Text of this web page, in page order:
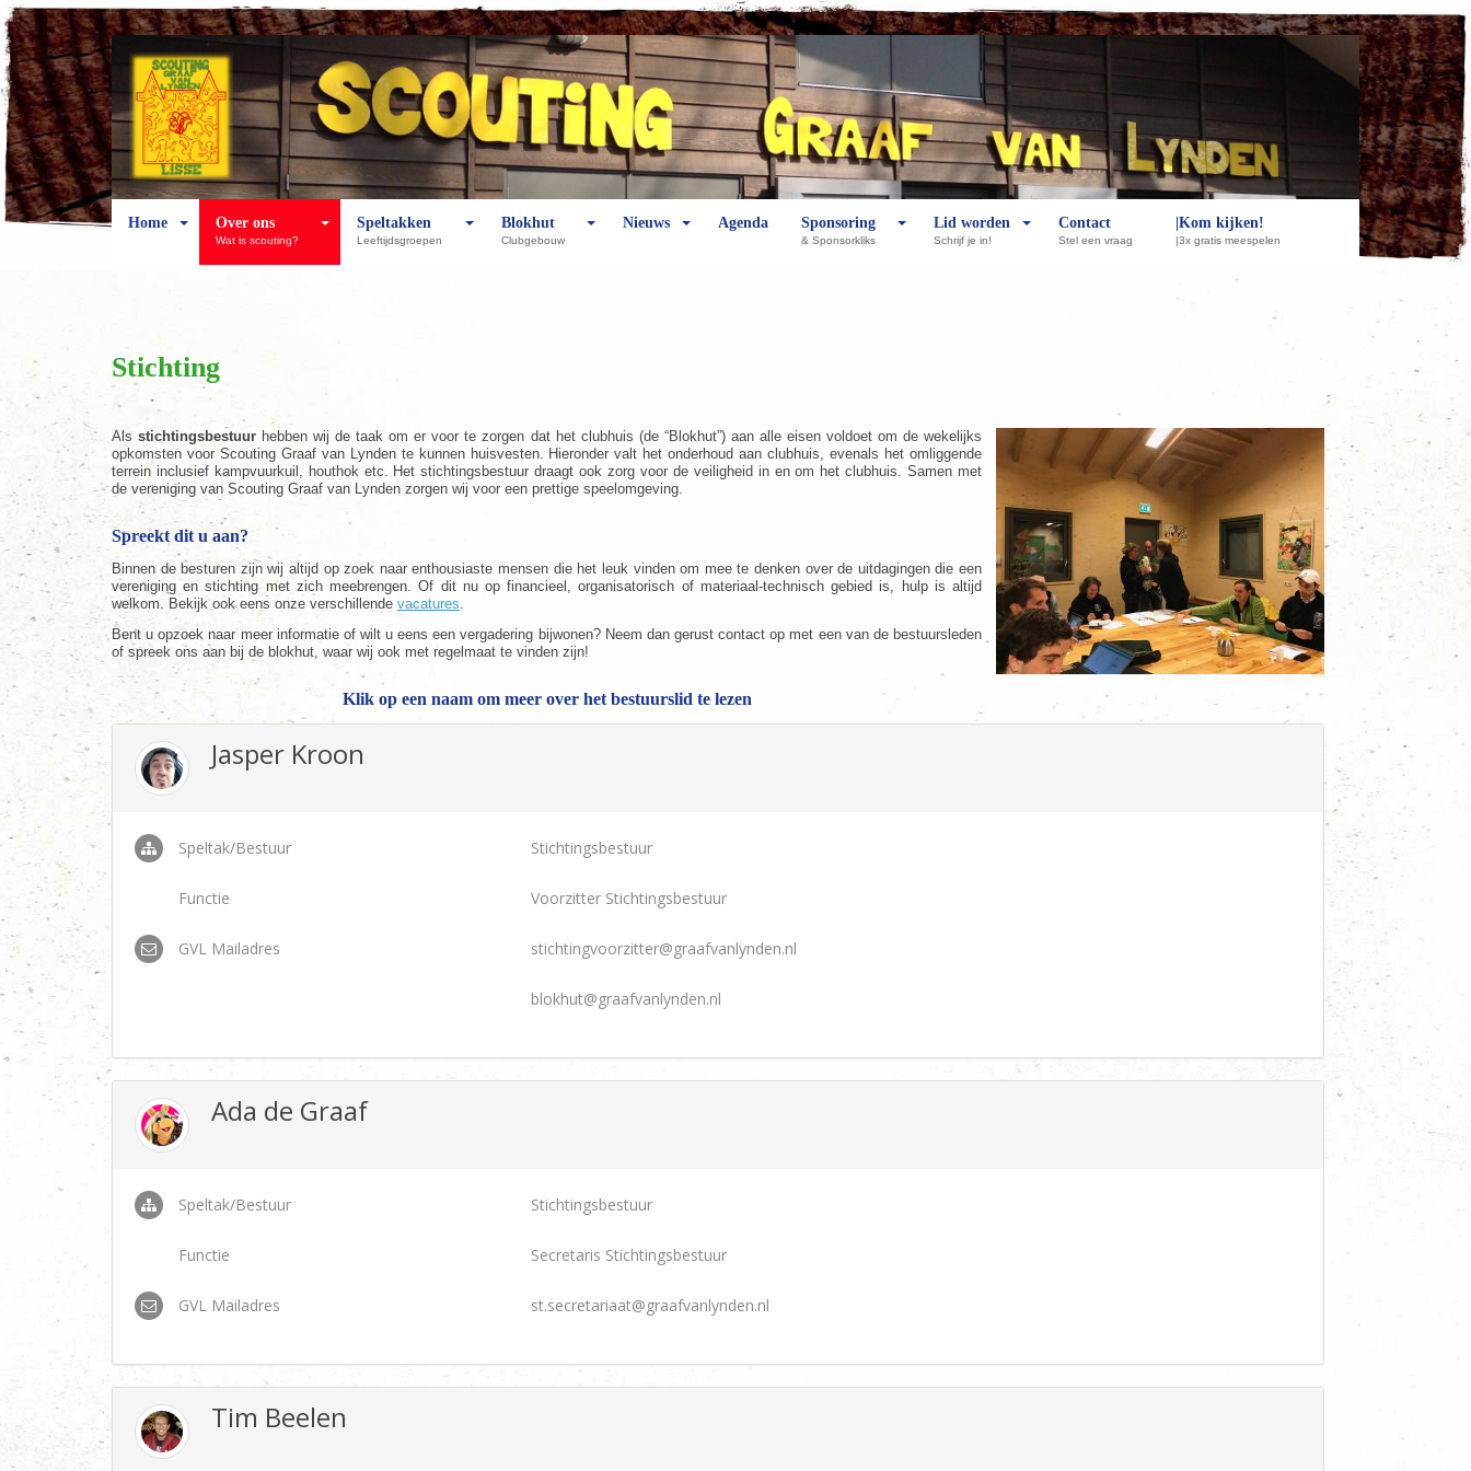
Home Over ons
Wat is scouting?
Speltakken
Leeftijdsgroepen
Blokhut
Clubgebouw
Nieuws Agenda Sponsoring
& Sponsorkliks
Lid worden
Schrijf je in!
Contact
Stel een vraag
|Kom kijken!
|3x gratis meespelen
Stichting
Alsstichtingsbestuur hebben wij de taak om er voor te zorgen dat het clubhuis (de “Blokhut”) aan alle eisen voldoet om de wekelijks
opkomsten voor Scouting Graaf van Lynden te kunnen huisvesten. Hieronder valt het onderhoud aan clubhuis, evenals het omliggende
terrein inclusief kampvuurkuil, houthok etc. Het stichtingsbestuur draagt ook zorg voor de veiligheid in en om het clubhuis. Samen met
de vereniging van Scouting Graaf van Lynden zorgen wij voor een prettige speelomgeving.
Spreekt dit u aan?
Binnen de besturen zijn wij altijd op zoek naar enthousiaste mensen die het leuk vinden om mee te denken over de uitdagingen die een
vereniging en stichting met zich meebrengen. Of dit nu op financieel, organisatorisch of materiaal-technisch gebied is, hulp is altijd
welkom. Bekijk ook eens onze verschillende vacatures
Bent u opzoek naar meer informatie of wilt u eens een vergadering bijwonen? Neem dan gerust contact op met een van de bestuursleden
of spreek ons aan bij de blokhut, waar wij ook met regelmaat te vinden zijn!
Klik op een naam om meer over het bestuurslid te lezen
Jasper Kroon
Speltak/Bestuur Stichtingsbestuur
Functie Voorzitter Stichtingsbestuur
GVL Mailadres stichtingvoorzitter@graafvanlynden.nl
blokhut@graafvanlynden.nl
Ada de Graaf
Speltak/Bestuur Stichtingsbestuur
Functie Secretaris Stichtingsbestuur
GVL Mailadres st.secretariaat@graafvanlynden.nl
Tim Beelen